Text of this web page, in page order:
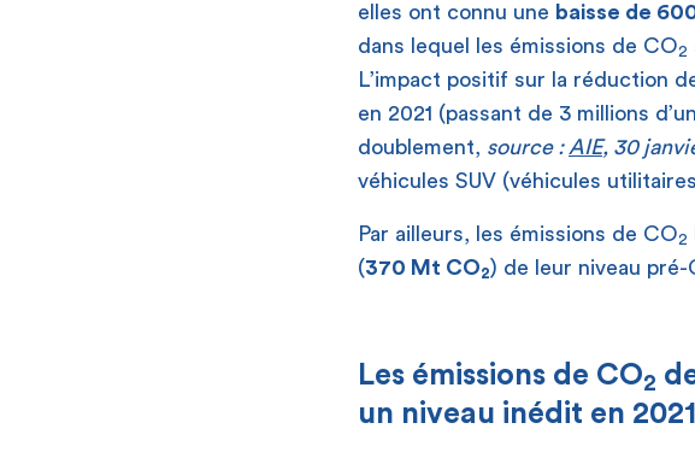
elles ont connu une baisse de
dans lequel les émissions de CO2
L’impact positif sur la réduction
en 2021 (passant de 3 millions
doublement, source : AIE, 30
véhicules SUV (véhicules
Par ailleurs, les émissions de CO2
(370 Mt CO2) de leur niveau pré-
Les émissions de CO2
un niveau inédit en 2021